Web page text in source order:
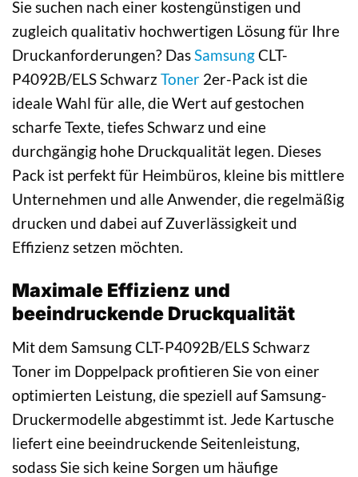
Sie suchen nach einer kostengünstigen und
zugleich qualitativ hochwertigen Lösung für Ihre
Druckanforderungen? DasSamsungCLT-
P4092B/ELS SchwarzToner 2er-Pack ist die
ideale Wahl für alle, die Wert auf gestochen
scharfe Texte, tiefes Schwarz und eine
durchgängig hohe Druckqualität legen. Dieses
Pack ist perfekt für Heimbüros, kleine bis mittlere
Unternehmen und alle Anwender, die regelmäßig
drucken und dabei auf Zuverlässigkeit und
Effizienz setzen möchten.
Maximale Effizienz und
beeindruckende Druckqualität
Mit dem Samsung CLT-P4092B/ELS Schwarz
Toner im Doppelpack profitieren Sie von einer
optimierten Leistung, die speziell auf Samsung-
Druckermodelle abgestimmt ist. Jede Kartusche
liefert eine beeindruckende Seitenleistung,
sodass Sie sich keine Sorgen um häufige